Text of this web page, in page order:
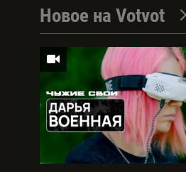
Новое на Votvot